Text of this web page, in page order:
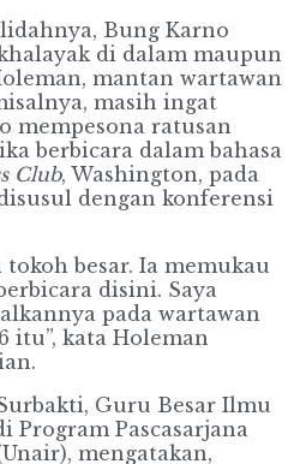
Bung Karno
di dalam maupun
mantan wartawan
masih ingat
mempesona ratusan
berbicara dalam bahasa
Club, Washington, pada
dengan konferensi
tokoh besar. Ia memukau
disini. Saya
pada wartawan
itu”, kata Holeman
Guru Besar Ilmu
Program Pascasarjana
mengatakan,